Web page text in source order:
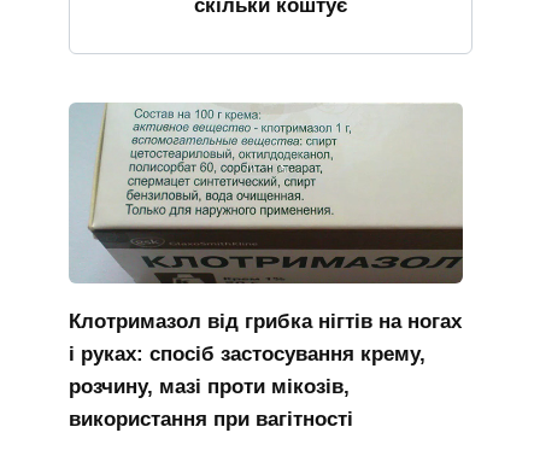
скільки коштує
Клотримазол від грибка нігтів на ногах
і руках: спосіб застосування крему,
розчину, мазі проти мікозів,
використання при вагітності